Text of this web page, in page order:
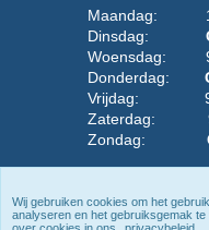
Maandag:
Dinsdag:
Woensdag:
Donderdag:
Vrijdag:
Zaterdag:
Zondag:
neem dan vooraf
2026 W.
Wij gebruiken cookies om het
analyseren en het gebruiksgemak